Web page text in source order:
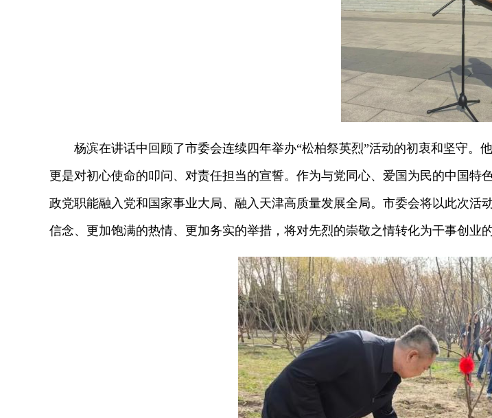
杨滨在讲话中回顾了市委会连续四年举办“松柏祭英烈”活动的初衷和坚守。
更是对初心使命的叩问、对责任担当的宣誓。作为与党同心、爱国为民的中国特
政党职能融入党和国家事业大局、融入天津高质量发展全局。市委会将以此次
信念、更加饱满的热情、更加务实的举措，将对先烈的崇敬之情转化为干事创业